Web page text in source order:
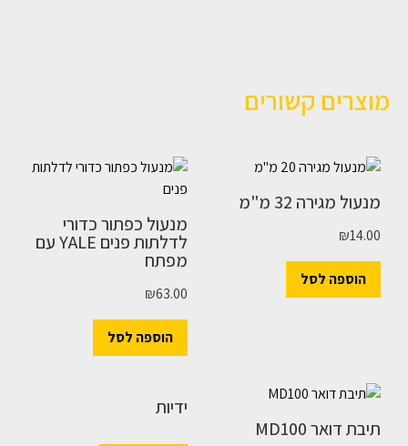
מוצרים קשורים
מנעול מגירה 32 מ"מ
₪14.00
הוספה לסל
מנעול כפתור כדורי
לדלתות פנים YALE עם
מפתח
₪63.00
הוספה לסל
תיבת דואר MD100
ידיות